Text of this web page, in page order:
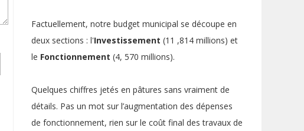
Factuellement, notre budget municipal se découpe en
deux sections : l'Investissement (11 ,814 millions) et
le Fonctionnement (4, 570 millions).
Quelques chiffres jetés en pâtures sans vraiment de
détails. Pas un mot sur l’augmentation des dépenses
de fonctionnement, rien sur le coût final des travaux de